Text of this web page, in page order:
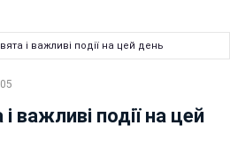
і важливі події на цей день
важливі події на цей